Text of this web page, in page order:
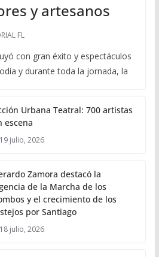
y artesanos
FL
con gran éxito y espectáculos
y durante toda la jornada, la
Urbana Teatral: 700 artistas
escena
19 julio, 2026
Zamora destacó la
de la Marcha de los
y el crecimiento de los
por Santiago
18 julio, 2026